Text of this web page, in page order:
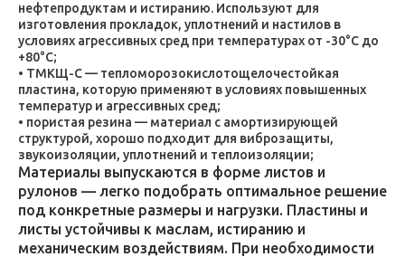
нефтепродуктам и истиранию. Используют для
изготовления прокладок, уплотнений и настилов в
условиях агрессивных сред при температурах от -30°C до
+80°C;
ТМКЩ-С — тепломорозокислотощелочестойкая
пластина, которую применяют в условиях повышенных
температур и агрессивных сред;
пористая резина — материал с амортизирующей
структурой, хорошо подходит для виброзащиты,
звукоизоляции, уплотнений и теплоизоляции;
Материалы выпускаются в форме листов и
рулонов — легко подобрать оптимальное решение
под конкретные размеры и нагрузки. Пластины и
листы устойчивы к маслам, истиранию и
механическим воздействиям. При необходимости